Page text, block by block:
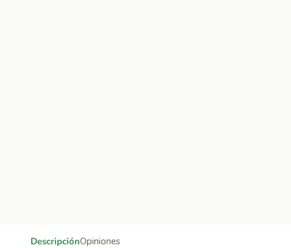
DescripciónOpiniones